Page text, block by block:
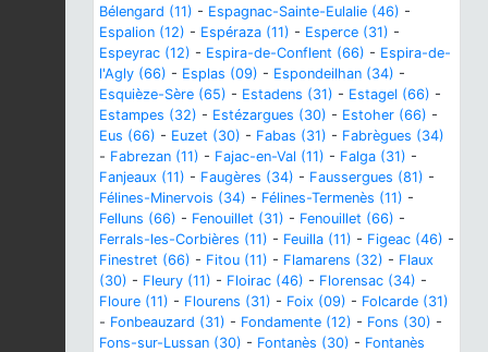
Bélengard (11) - Espagnac-Sainte-Eulalie (46) -
Espalion (12) - Espéraza (11) - Esperce (31) -
Espeyrac (12) - Espira-de-Conflent (66) - Espira-de-
l'Agly (66) - Esplas (09) - Espondeilhan (34) -
Esquièze-Sère (65) - Estadens (31) - Estagel (66) -
Estampes (32) - Estézargues (30) - Estoher (66) -
Eus (66) - Euzet (30) - Fabas (31) - Fabrègues (34)
- Fabrezan (11) - Fajac-en-Val (11) - Falga (31) -
Fanjeaux (11) - Faugères (34) - Faussergues (81) -
Félines-Minervois (34) - Félines-Termenès (11) -
Felluns (66) - Fenouillet (31) - Fenouillet (66) -
Ferrals-les-Corbières (11) - Feuilla (11) - Figeac (46) -
Finestret (66) - Fitou (11) - Flamarens (32) - Flaux
(30) - Fleury (11) - Floirac (46) - Florensac (34) -
Floure (11) - Flourens (31) - Foix (09) - Folcarde (31)
- Fonbeauzard (31) - Fondamente (12) - Fons (30) -
Fons-sur-Lussan (30) - Fontanès (30) - Fontanès